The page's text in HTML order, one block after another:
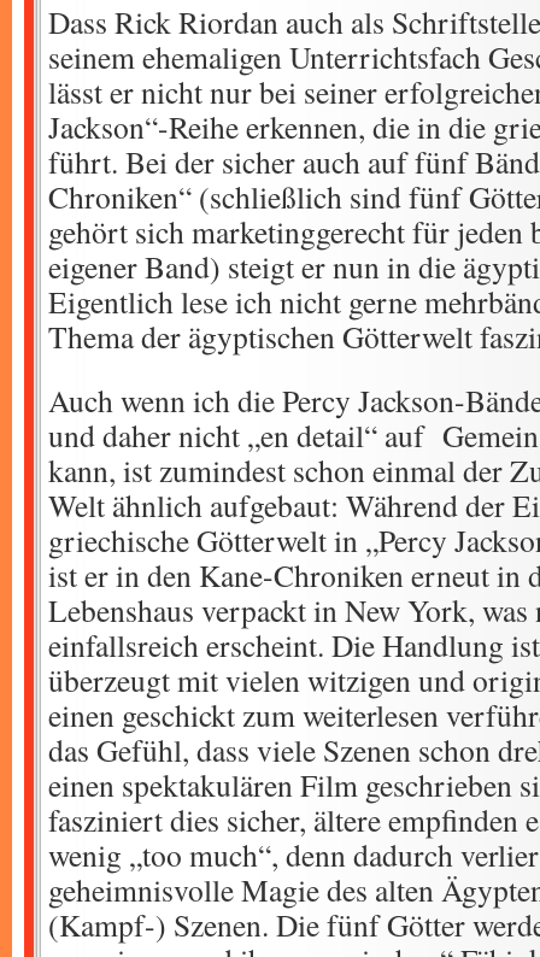
Dass Rick Riordan auch als
seinem ehemaligen Unterrichtsfach
lässt er nicht nur bei seiner
Jackson“-Reihe erkennen, die in die
führt. Bei der sicher auch auf fünf
Chroniken“ (schließlich sind fünf
gehört sich marketinggerecht für jeden
eigener Band) steigt er nun in die
Eigentlich lese ich nicht gerne
Thema der ägyptischen Götterwelt
Auch wenn ich die Percy Jackson-
und daher nicht „en detail“ auf
kann, ist zumindest schon einmal der
Welt ähnlich aufgebaut: Während der
griechische Götterwelt in „Percy
ist er in den Kane-Chroniken erneut in
Lebenshaus verpackt in New York,
einfallsreich erscheint. Die Handlung
überzeugt mit vielen witzigen und
einen geschickt zum weiterlesen
das Gefühl, dass viele Szenen schon
einen spektakulären Film geschrieben
fasziniert dies sicher, ältere empfinden
wenig „too much“, denn dadurch
geheimnisvolle Magie des alten
(Kampf-) Szenen. Die fünf Götter